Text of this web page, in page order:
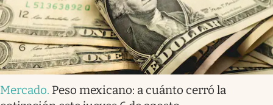
Mercado. Peso mexicano: a cuánto cerró la